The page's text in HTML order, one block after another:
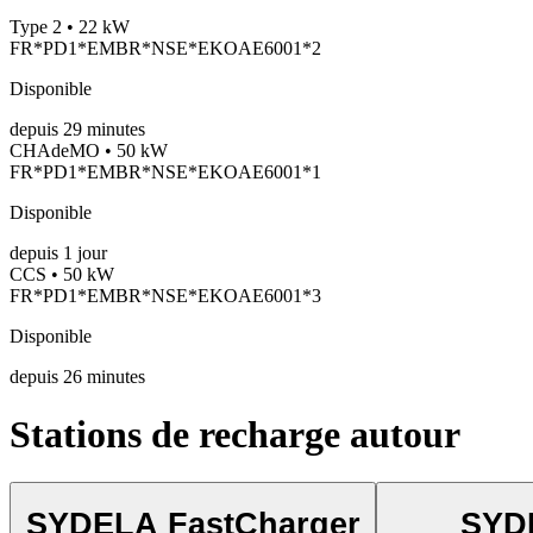
Type 2 • 22 kW
FR*PD1*EMBR*NSE*EKOAE6001*2
Disponible
depuis 29 minutes
CHAdeMO • 50 kW
FR*PD1*EMBR*NSE*EKOAE6001*1
Disponible
depuis 1 jour
CCS • 50 kW
FR*PD1*EMBR*NSE*EKOAE6001*3
Disponible
depuis 26 minutes
Stations de recharge autour
SYDELA FastCharger